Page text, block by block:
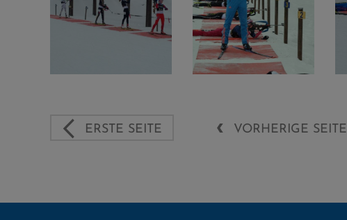
ERSTE SEITE VORHERIGE SEITE